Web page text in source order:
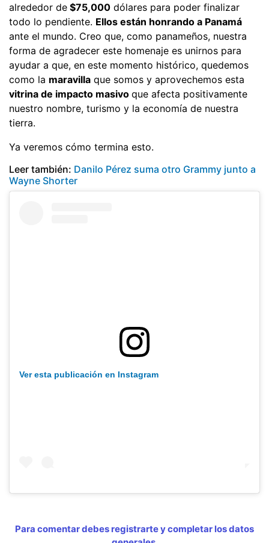
alrededor de $75,000 dólares para poder finalizar
todo lo pendiente. Ellos están honrando a Panamá
ante el mundo. Creo que, como panameños, nuestra
forma de agradecer este homenaje es unirnos para
ayudar a que, en este momento histórico, quedemos
como la maravilla que somos y aprovechemos esta
vitrina de impacto masivo que afecta positivamente
nuestro nombre, turismo y la economía de nuestra
tierra.
Ya veremos cómo termina esto.
Leer también: Danilo Pérez suma otro Grammy junto a
Wayne Shorter
Ver esta publicación en Instagram
Para comentar debes registrarte y completar los datos